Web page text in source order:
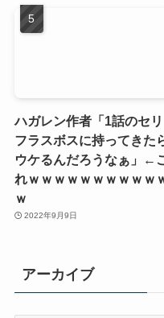
ハガレン作者「1話のセリ
フラスボスに持ってきた
ウケるんだろうなぁ」←
れｗｗｗｗｗｗｗｗｗｗ
ｗ
2022年9月9日
アーカイブ